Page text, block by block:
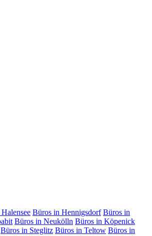
Büros in Hennigsdorf Büros in
Büros in Neukölln Büros in Köpenick
Büros in Steglitz Büros in Teltow Büros in